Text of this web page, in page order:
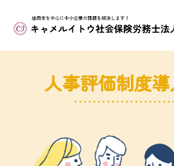
人事評価制度